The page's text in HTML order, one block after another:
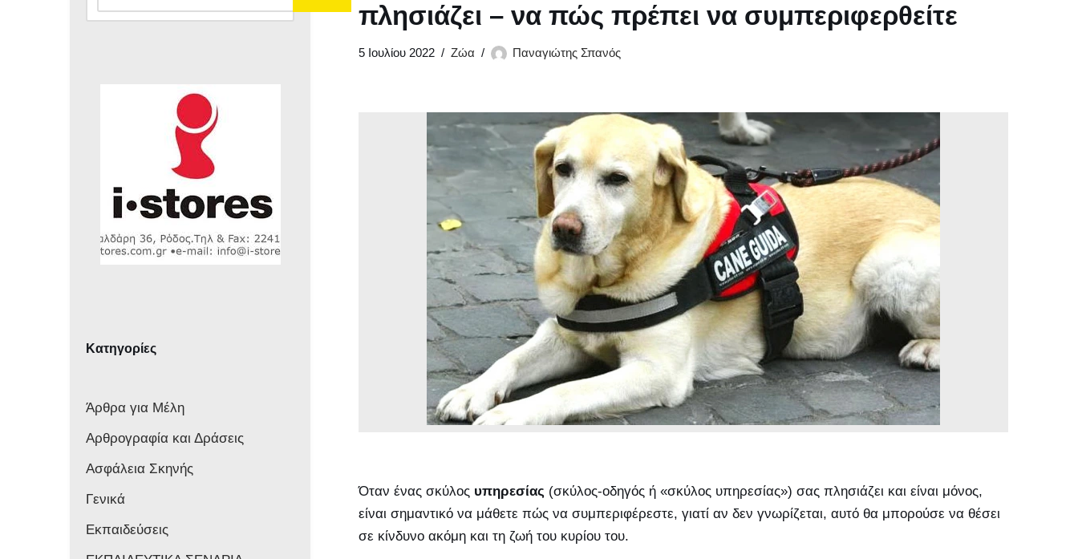
Κατηγορίες
Άρθρα για Μέλη
Αρθρογραφία και Δράσεις
Ασφάλεια Σκηνής
Γενικά
Εκπαιδεύσεις
πλησιάζει – να πώς πρέπει να συμπεριφερθείτε
5 Ιουλίου 2022 Ζώα Παναγιώτης Σπανός
Όταν ένας σκύλος υπηρεσίας (σκύλος-οδηγός ή «σκύλος υπηρεσίας») σας πλησιάζει και είναι μόνος,
είναι σημαντικό να μάθετε πώς να συμπεριφέρεστε, γιατί αν δεν γνωρίζεται, αυτό θα μπορούσε να θέσει
σε κίνδυνο ακόμη και τη ζωή του κυρίου του.